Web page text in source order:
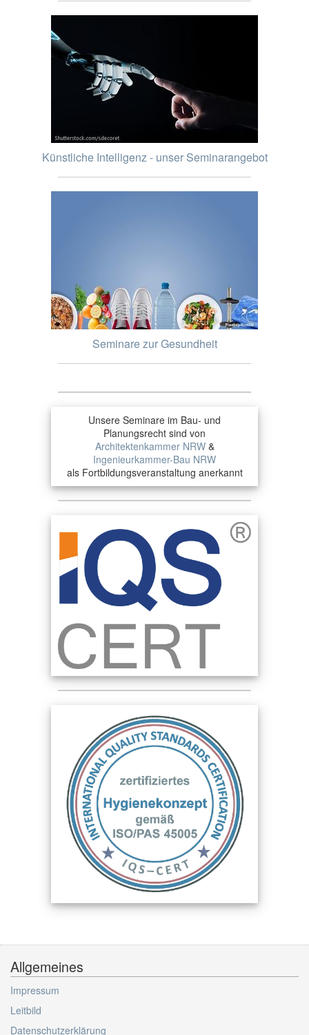
Künstliche Intelligenz - unser Seminarangebot
Seminare zur Gesundheit
Unsere Seminare im Bau- und
Planungsrecht sind von
Architektenkammer NRW&
Ingenieurkammer-Bau NRW
als Fortbildungsveranstaltung anerkannt
Allgemeines
Impressum
Leitbild
Datenschutzerklärung